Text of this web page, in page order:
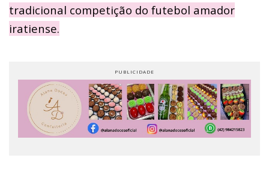
tradicional competição do futebol amador
iratiense.